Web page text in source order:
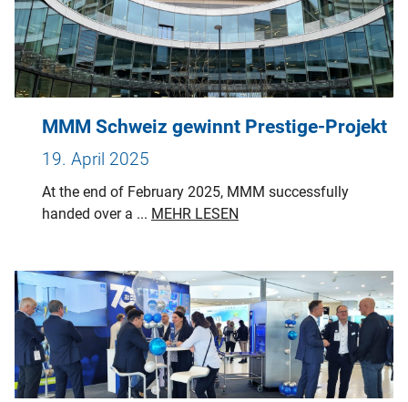
MMM Schweiz gewinnt Prestige-Projekt
19. April 2025
At the end of February 2025, MMM successfully
handed over a ... MEHR LESEN